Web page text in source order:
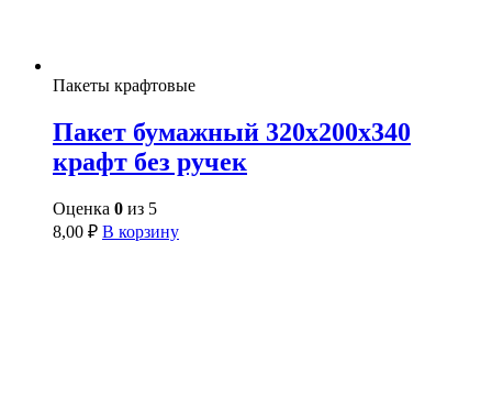
Пакеты крафтовые
Пакет бумажный 320х200х340
крафт без ручек
Оценка 0 из 5
8,00 ₽ В корзину